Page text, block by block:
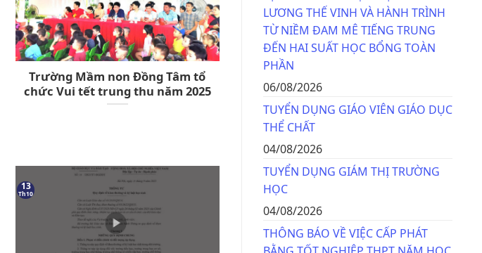
Trường Mầm non Đồng Tâm tổ
chức Vui tết trung thu năm 2025
13
Th10
LƯƠNG THẾ VINH VÀ HÀNH TRÌNH
TỪ NIỀM ĐAM MÊ TIẾNG TRUNG
ĐẾN HAI SUẤT HỌC BỔNG TOÀN
PHẦN
06/08/2026
TUYỂN DỤNG GIÁO VIÊN GIÁO DỤC
THỂ CHẤT
04/08/2026
TUYỂN DỤNG GIÁM THỊ TRƯỜNG
HỌC
04/08/2026
THÔNG BÁO VỀ VIỆC CẤP PHÁT